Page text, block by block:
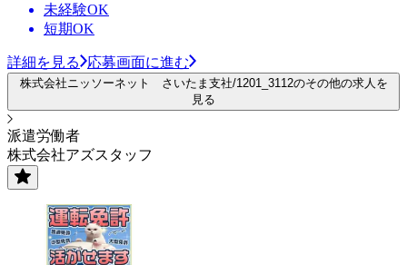
未経験OK
短期OK
詳細を見る 応募画面に進む
株式会社ニッソーネット さいたま支社/1201_3112のその他の求人を
見る
派遣労働者
株式会社アズスタッフ